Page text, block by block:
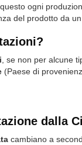
ogni
del prodotto da
, se non per alcune
(Paese di
dalla
cambiano a